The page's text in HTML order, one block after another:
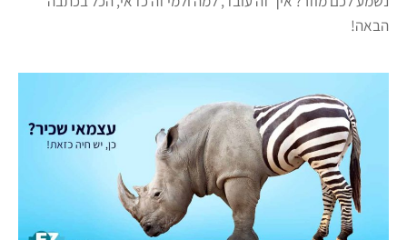
הבאה!